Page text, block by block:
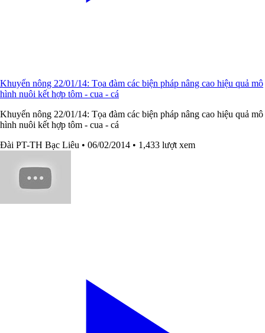
Khuyến nông 22/01/14: Tọa đàm các biện pháp nâng cao hiệu quả mô
hình nuôi kết hợp tôm - cua - cá
Khuyến nông 22/01/14: Tọa đàm các biện pháp nâng cao hiệu quả mô
hình nuôi kết hợp tôm - cua - cá
Đài PT-TH Bạc Liêu • 06/02/2014 • 1,433 lượt xem